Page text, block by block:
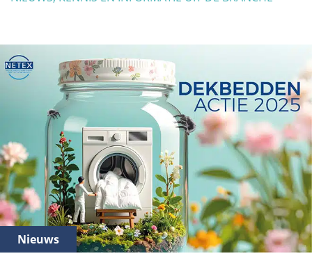
Nieuws